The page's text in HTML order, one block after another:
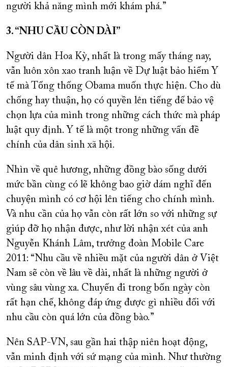
người khả năng mình mới khám phá.”
3. “NHU CẦU CÒN DÀI”
Người dân Hoa Kỳ, nhất là trong mấy tháng nay,
vẫn luôn xôn xao tranh luận về Dự luật bảo hiểm Y
tế mà Tổng thống Obama muốn thực hiện. Cho dù
chống hay thuận, họ có quyền lên tiếng để bảo vệ
chọn lựa của mình trong những cách thức mà pháp
luật quy định. Y tế là một trong những vấn đề
chính của dân sinh xã hội.
Nhìn về quê hương, những đồng bào sống dưới
mức bần cùng có lẽ không bao giờ dám nghĩ đến
chuyện mình có cơ hội lên tiếng cho chính mình.
Và nhu cần của họ vẫn còn rất lớn so với những sự
giúp đỡ họ nhận được, như lời nhận xét của anh
Nguyễn Khánh Lâm, trưởng đoàn Mobile Care
2011: “Nhu cầu về nhiều mặt của người dân ở Việt
Nam sẽ còn về lâu về dài, nhất là những người ở
vùng sâu vùng xa. Chuyến đi trong bốn ngày còn
rất hạn chế, không đáp ứng được gì nhiều đối với
nhu cầu còn quá lớn của đồng bào.”
Nên SAP-VN, sau gần hai thập niên hoạt động,
vẫn minh định với sứ mạng của mình. Như thường